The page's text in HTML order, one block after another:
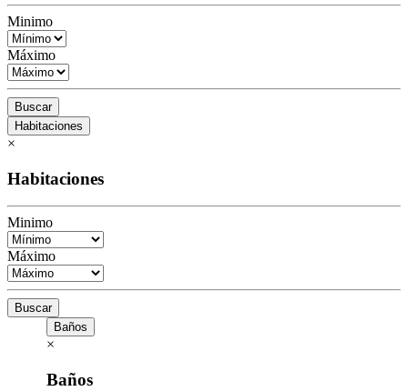
Minimo
Máximo
Buscar
Habitaciones
×
Habitaciones
Minimo
Máximo
Buscar
Baños
×
Baños